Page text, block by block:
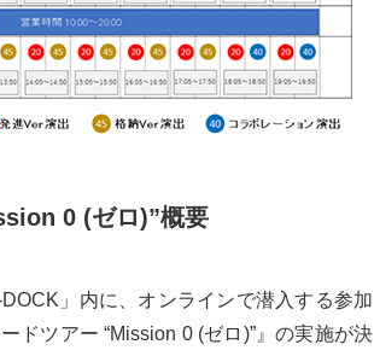
0 (ゼロ)”概要
」内に、オンラインで潜入する参加
ドツアー “Mission 0 (ゼロ)”』の実施が決